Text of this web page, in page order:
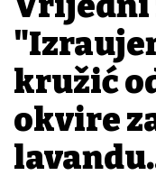
kružić
okvire